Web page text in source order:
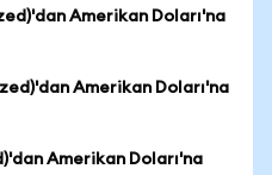
Amerikan Doları'na
Amerikan Doları'na
Amerikan Doları'na